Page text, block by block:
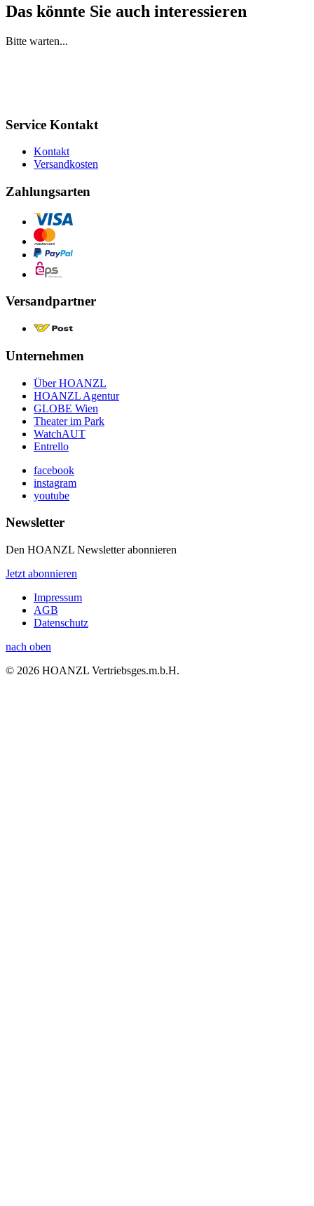
Das könnte Sie auch interessieren
Bitte warten...
Service Kontakt
Kontakt
Versandkosten
Zahlungsarten
Versandpartner
Unternehmen
Über HOANZL
HOANZL Agentur
GLOBE Wien
Theater im Park
WatchAUT
Entrello
facebook
instagram
youtube
Newsletter
Den HOANZL Newsletter abonnieren
Jetzt abonnieren
Impressum
AGB
Datenschutz
nach oben
© 2026 HOANZL Vertriebsges.m.b.H.